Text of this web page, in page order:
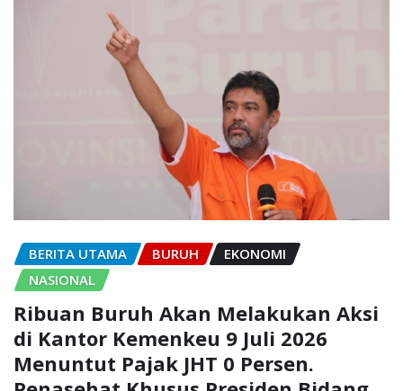
BERITA UTAMA BURUH
EKONOMI
NASIONAL
Ribuan Buruh Akan Melakukan Aksi
di Kantor Kemenkeu 9 Juli 2026
Menuntut Pajak JHT 0 Persen.